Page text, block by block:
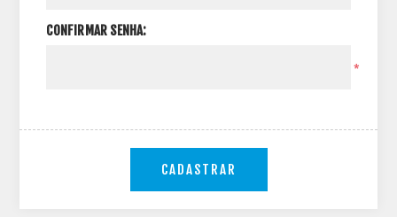
CONFIRMAR SENHA:
*
CADASTRAR